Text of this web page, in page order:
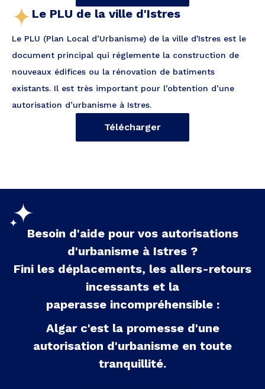
Le PLU de la ville d'Istres
Le PLU (Plan Local d’Urbanisme) de la ville d'Istres est le
document principal qui réglemente la construction de
nouveaux édifices ou la rénovation de batiments
existants. Il est très important pour l’obtention d’une
autorisation d’urbanisme à Istres.
Télécharger
Besoin d'aide pour vos autorisations
d'urbanisme à Istres ?
Fini les déplacements, les allers-retours
incessants et la
paperasse incompréhensible :
Algar c'est la promesse d'une
autorisation d'urbanisme en toute
tranquillité.